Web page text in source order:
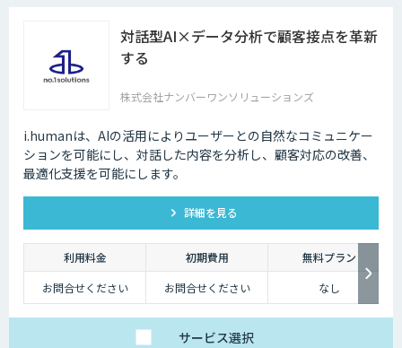
対話型AI×データ分析で顧客接点を革新
する
株式会社ナンバーワンソリューションズ
i.humanは、AIの活用によりユーザーとの自然なコミュニケー
ションを可能にし、対話した内容を分析し、顧客対応の改善、
最適化支援を可能にします。
詳細を見る
利用料金 初期費用
無料プラン
お問合せください
お問合せください なし
サービス選択